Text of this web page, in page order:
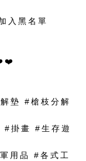
入黑名單
墊 #槍枝分解
掛畫 #生存遊
用品 #各式工